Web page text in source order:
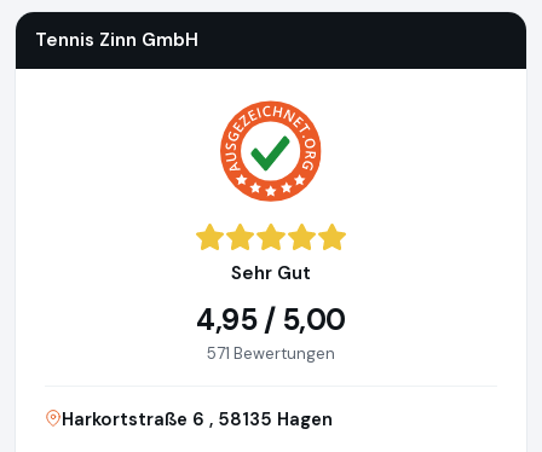
Tennis Zinn GmbH
Sehr Gut
4,95 / 5,00
571 Bewertungen
Harkortstraße 6 , 58135 Hagen